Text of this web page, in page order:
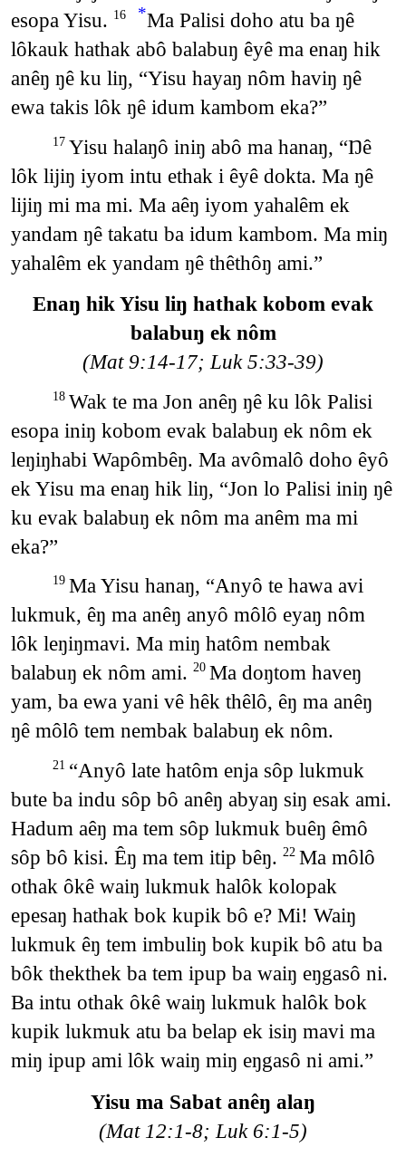
esopa Yisu. 16 *Ma Palisi doho atu ba ŋê
lôkauk hathak abô balabuŋ êyê ma enaŋ hik
anêŋ ŋê ku liŋ, “Yisu hayaŋ nôm haviŋ ŋê
ewa takis lôk ŋê idum kambom eka?”
17 Yisu halaŋô iniŋ abô ma hanaŋ, “Ŋê
lôk lijiŋ iyom intu ethak i êyê dokta. Ma ŋê
lijiŋ mi ma mi. Ma aêŋ iyom yahalêm ek
yandam ŋê takatu ba idum kambom. Ma miŋ
yahalêm ek yandam ŋê thêthôŋ ami.”
Enaŋ hik Yisu liŋ hathak kobom evak
balabuŋ ek nôm
(Mat 9:14-17; Luk 5:33-39)
18 Wak te ma Jon anêŋ ŋê ku lôk Palisi
esopa iniŋ kobom evak balabuŋ ek nôm ek
leŋiŋhabi Wapômbêŋ. Ma avômalô doho êyô
ek Yisu ma enaŋ hik liŋ, “Jon lo Palisi iniŋ ŋê
ku evak balabuŋ ek nôm ma anêm ma mi
eka?”
19 Ma Yisu hanaŋ, “Anyô te hawa avi
lukmuk, êŋ ma anêŋ anyô môlô eyaŋ nôm
lôk leŋiŋmavi. Ma miŋ hatôm nembak
balabuŋ ek nôm ami. 20 Ma doŋtom haveŋ
yam, ba ewa yani vê hêk thêlô, êŋ ma anêŋ
ŋê môlô tem nembak balabuŋ ek nôm.
21 “Anyô late hatôm enja sôp lukmuk
bute ba indu sôp bô anêŋ abyaŋ siŋ esak ami.
Hadum aêŋ ma tem sôp lukmuk buêŋ êmô
sôp bô kisi. Êŋ ma tem itip bêŋ. 22 Ma môlô
othak ôkê waiŋ lukmuk halôk kolopak
epesaŋ hathak bok kupik bô e? Mi! Waiŋ
lukmuk êŋ tem imbuliŋ bok kupik bô atu ba
bôk thekthek ba tem ipup ba waiŋ eŋgasô ni.
Ba intu othak ôkê waiŋ lukmuk halôk bok
kupik lukmuk atu ba belap ek isiŋ mavi ma
miŋ ipup ami lôk waiŋ miŋ eŋgasô ni ami.”
Yisu ma Sabat anêŋ alaŋ
(Mat 12:1-8; Luk 6:1-5)